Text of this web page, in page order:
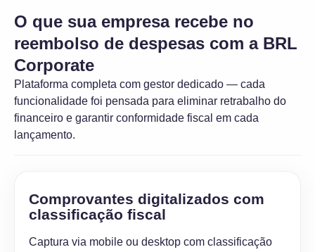
O que sua empresa recebe no
reembolso de despesas com a BRL
Corporate
Plataforma completa com gestor dedicado — cada
funcionalidade foi pensada para eliminar retrabalho do
financeiro e garantir conformidade fiscal em cada
lançamento.
Comprovantes digitalizados com
classificação fiscal
Captura via mobile ou desktop com classificação